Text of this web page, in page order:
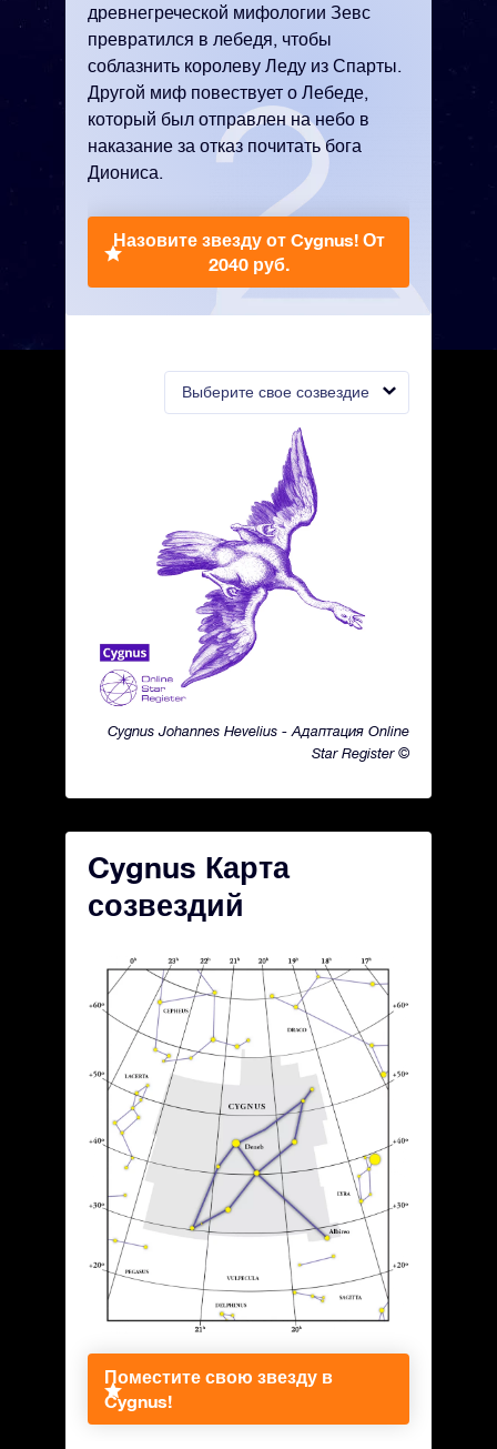
Выберите свое созвездие
Cygnus Johannes Hevelius - Адаптация Online
Star Register ©
древнегреческой мифологии Зевс
превратился в лебедя, чтобы
соблазнить королеву Леду из Спарты.
Другой миф повествует о Лебеде,
который был отправлен на небо в
наказание за отказ почитать бога
Диониса.
Назовите звезду от Cygnus! От
2040 руб.
Cygnus Карта
созвездий
Поместите свою звезду в
Cygnus!